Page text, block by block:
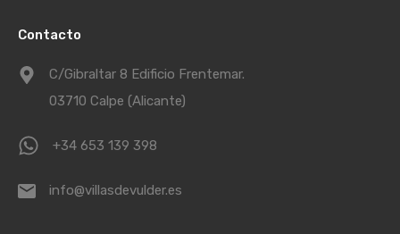
Contacto
C/Gibraltar 8 Edificio Frentemar.
03710 Calpe (Alicante)
+34 653 139 398
info@villasdevulder.es